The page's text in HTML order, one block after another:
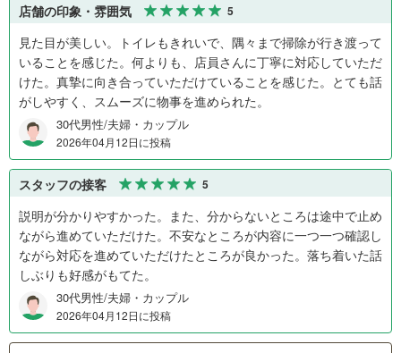
店舗の印象・雰囲気 5
見た目が美しい。トイレもきれいで、隅々まで掃除が行き渡って
いることを感じた。何よりも、店員さんに丁寧に対応していただ
けた。真摯に向き合っていただけていることを感じた。とても話
がしやすく、スムーズに物事を進められた。
30代男性/夫婦・カップル
2026年04月12日に投稿
スタッフの接客 5
説明が分かりやすかった。また、分からないところは途中で止め
ながら進めていただけた。不安なところが内容に一つ一つ確認し
ながら対応を進めていただけたところが良かった。落ち着いた話
しぶりも好感がもてた。
30代男性/夫婦・カップル
2026年04月12日に投稿